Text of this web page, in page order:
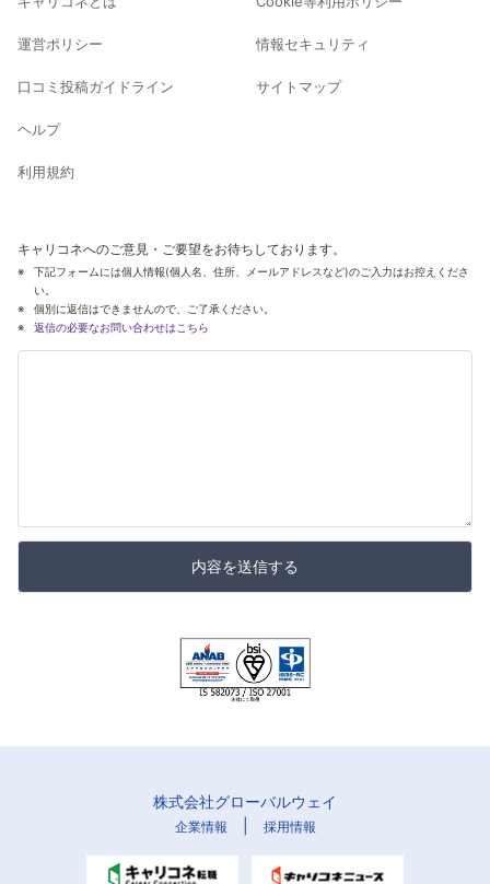
運営ポリシー
口コミ投稿ガイドライン
ヘルプ
利用規約
情報セキュリティ
サイトマップ
キャリコネへのご意見・ご要望をお待ちしております。
下記フォームには個人情報(個人名、住所、メールアドレスなど)のご入力はお控えくださ
い。
個別に返信はできませんので、ご了承ください。
返信の必要なお問い合わせはこちら
内容を送信する
株式会社グローバルウェイ
企業情報 採用情報